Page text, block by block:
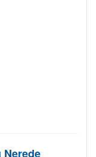
Nerede